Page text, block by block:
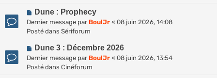
g
e
s
s
g
e
a
u
s
s
N
o
u
a
u
Dune : Prophecy
Dernier message par BoulJr « 08 juin 2026, 14:08
Posté dans Sériforum
N
o
u
Dune 3 : Décembre 2026
Dernier message par BoulJr « 08 juin 2026, 13:54
Posté dans Cinéforum